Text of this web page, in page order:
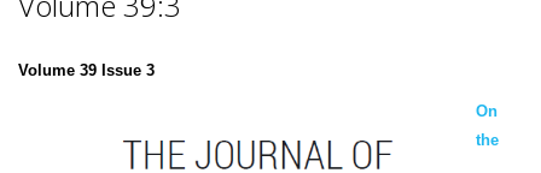
Volume 39 Issue 3
On
the